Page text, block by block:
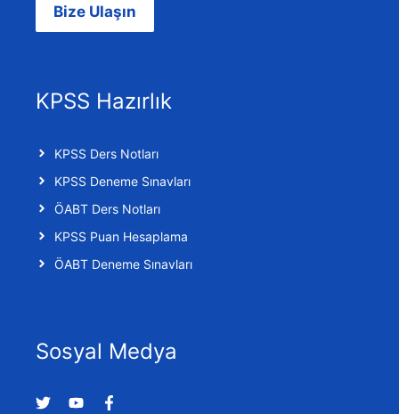
Bize Ulaşın
KPSS Hazırlık
KPSS Ders Notları
KPSS Deneme Sınavları
ÖABT Ders Notları
KPSS Puan Hesaplama
ÖABT Deneme Sınavları
Sosyal Medya